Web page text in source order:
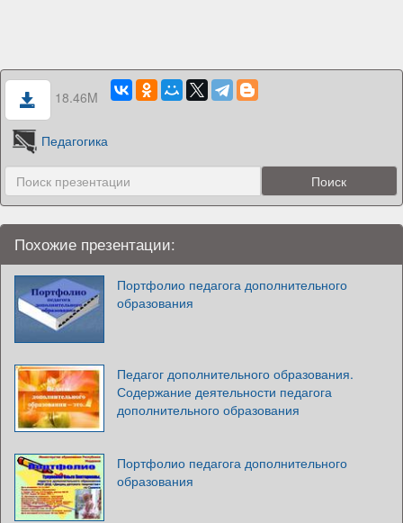
18.46M
Педагогика
Похожие презентации:
Портфолио педагога дополнительного
образования
Педагог дополнительного образования.
Содержание деятельности педагога
дополнительного образования
Портфолио педагога дополнительного
образования